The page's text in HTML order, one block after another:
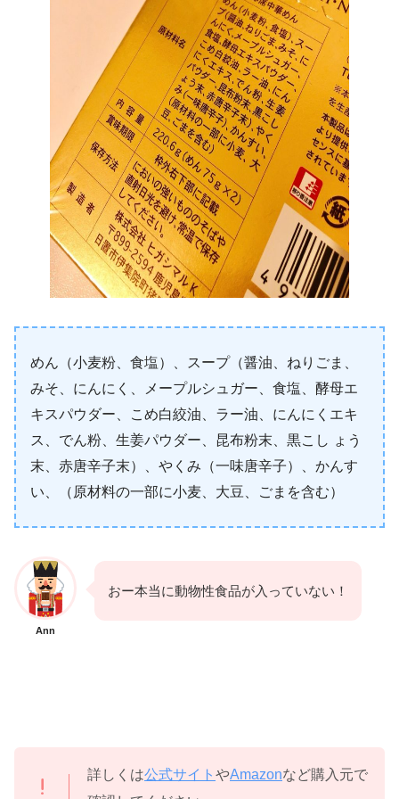
めん（小麦粉、食塩）、スープ（醤油、ねりごま、
みそ、にんにく、メープルシュガー、食塩、酵母エ
キスパウダー、こめ白絞油、ラー油、にんにくエキ
ス、でん粉、生姜パウダー、昆布粉末、黒こし ょう
末、赤唐辛子末）、やくみ（一味唐辛子）、かんす
い、（原材料の一部に小麦、大豆、ごまを含む）
Ann
おー本当に動物性食品が入っていない！
詳しくは公式サイト やAmazonなど購入元で